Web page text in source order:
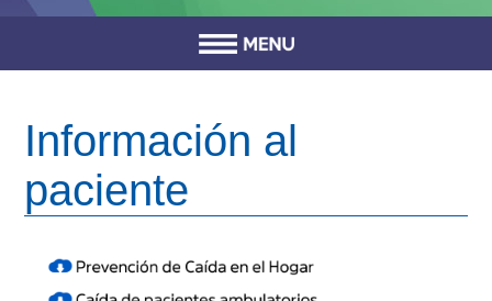
Información al
paciente